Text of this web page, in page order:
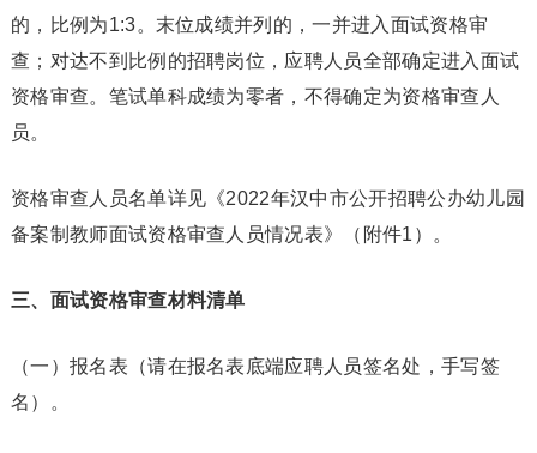
的，比例为1:3。末位成绩并列的，一并进入面试资格审
查；对达不到比例的招聘岗位，应聘人员全部确定进入面试
资格审查。笔试单科成绩为零者，不得确定为资格审查人
员。
资格审查人员名单详见《2022年汉中市公开招聘公办幼儿园
备案制教师面试资格审查人员情况表》（附件1）。
三、面试资格审查材料清单
（一）报名表（请在报名表底端应聘人员签名处，手写签
名）。